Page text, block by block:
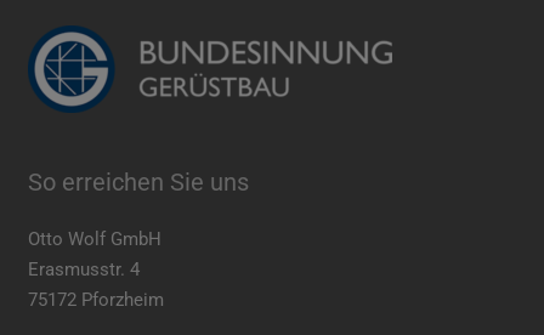
So erreichen Sie uns
Otto Wolf GmbH
Erasmusstr. 4
75172 Pforzheim